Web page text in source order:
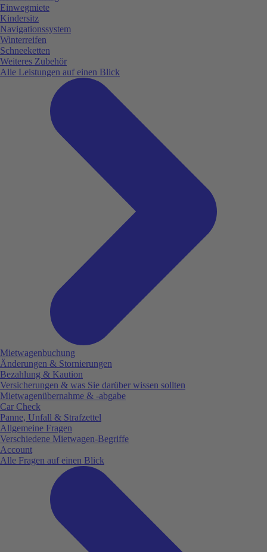
Einwegmiete
Kindersitz
Navigationssystem
Winterreifen
Schneeketten
Weiteres Zubehör
Alle Leistungen auf einen Blick
Mietwagenbuchung
Änderungen & Stornierungen
Bezahlung & Kaution
Versicherungen & was Sie darüber wissen sollten
Mietwagenübernahme & -abgabe
Car Check
Panne, Unfall & Strafzettel
Allgemeine Fragen
Verschiedene Mietwagen-Begriffe
Account
Alle Fragen auf einen Blick